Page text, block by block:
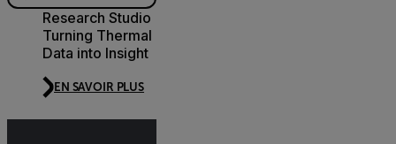
Research Studio
Turning Thermal
Data into Insight
EN SAVOIR PLUS